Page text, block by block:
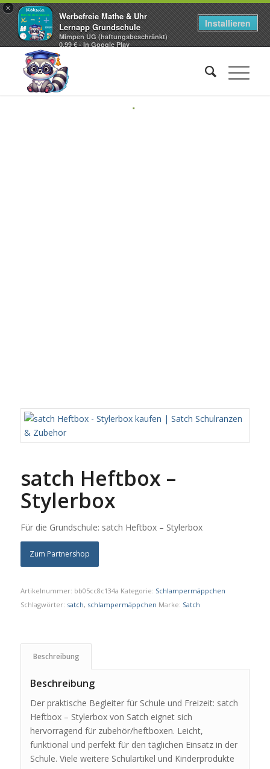
×
Werbefreie Mathe & Uhr
Lernapp Grundschule
Mimpen UG (haftungsbeschränkt)
0,99 € - In Google Play
Installieren
satch Heftbox –
Stylerbox
Für die Grundschule: satch Heftbox – Stylerbox
Zum Partnershop
Artikelnummer: bb05cc8c134a Kategorie: Schlampermäppchen
Schlagwörter: satch, schlampermäppchen Marke: Satch
Beschreibung
Beschreibung
Der praktische Begleiter für Schule und Freizeit: satch
Heftbox – Stylerbox von Satch eignet sich
hervorragend für zubehör/heftboxen. Leicht,
funktional und perfekt für den täglichen Einsatz in der
Schule. Viele weitere Schulartikel und Kinderprodukte